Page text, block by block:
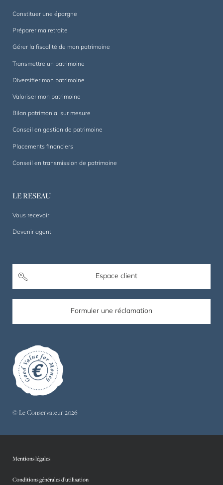
Constituer une épargne
Préparer ma retraite
Gérer la fiscalité de mon patrimoine
Transmettre un patrimoine
Diversifier mon patrimoine
Valoriser mon patrimoine
Bilan patrimonial sur mesure
Conseil en gestion de patrimoine
Placements financiers
Conseil en transmission de patrimoine
LE RESEAU
Vous recevoir
Devenir agent
Espace client
Formuler une réclamation
© Le Conservateur 2026
Mentions légales
Conditions générales d’utilisation